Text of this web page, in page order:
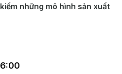
những mô hình sản xuất